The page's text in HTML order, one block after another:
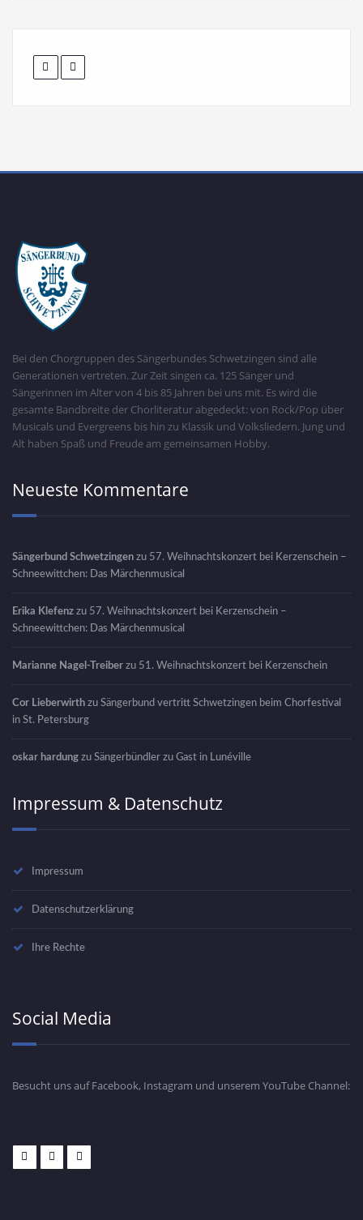
Bei den Chorgruppen des Sängerbundes Schwetzingen sind alle
Generationen vertreten. Zur Zeit singen ca. 125 Sänger und
Sängerinnen im Alter von 4 bis 85 Jahren bei uns mit. Es wird die
gesamte Bandbreite der Chorliteratur abgedeckt: von Rock/Pop über
Musicals und Evergreens bis hin zu Klassik und Volksliedern. Jung und
Alt haben Spaß und Freude am gemeinsamen Hobby.
Neueste Kommentare
Sängerbund Schwetzingen zu 57. Weihnachtskonzert bei Kerzenschein –
Schneewittchen: Das Märchenmusical
Erika Klefenz zu 57. Weihnachtskonzert bei Kerzenschein –
Schneewittchen: Das Märchenmusical
Marianne Nagel-Treiber zu 51. Weihnachtskonzert bei Kerzenschein
Cor Lieberwirth zu Sängerbund vertritt Schwetzingen beim Chorfestival
in St. Petersburg
oskar hardung zu Sängerbündler zu Gast in Lunéville
Impressum & Datenschutz
Impressum
Datenschutzerklärung
Ihre Rechte
Social Media
Besucht uns auf Facebook, Instagram und unserem YouTube Channel: